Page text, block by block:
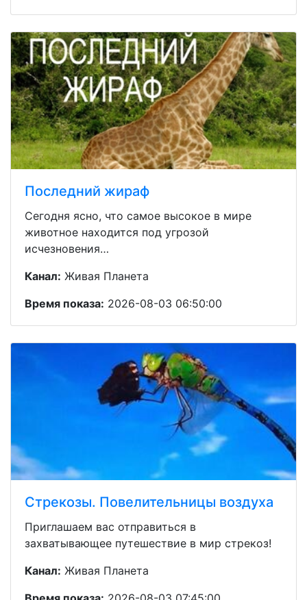
Последний жираф
Сегодня ясно, что самое высокое в мире
животное находится под угрозой
исчезновения…
Канал: Живая Планета
Время показа: 2026-08-03 06:50:00
Стрекозы. Повелительницы воздуха
Приглашаем вас отправиться в
захватывающее путешествие в мир стрекоз!
Канал: Живая Планета